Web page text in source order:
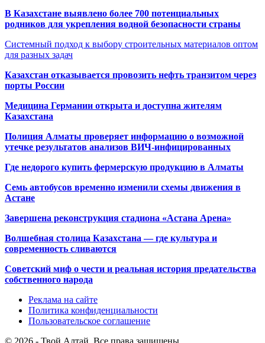
В Казахстане выявлено более 700 потенциальных
родников для укрепления водной безопасности страны
Системный подход к выбору строительных материалов оптом
для разных задач
Казахстан отказывается провозить нефть транзитом через
порты России
Медицина Германии открыта и доступна жителям
Казахстана
Полиция Алматы проверяет информацию о возможной
утечке результатов анализов ВИЧ-инфицированных
Где недорого купить фермерскую продукцию в Алматы
Семь автобусов временно изменили схемы движения в
Астане
Завершена реконструкция стадиона «Астана Арена»
Волшебная столица Казахстана — где культура и
современность сливаются
Советский миф о чести и реальная история предательства
собственного народа
Реклама на сайте
Политика конфиденциальности
Пользовательское соглашение
© 2026 - Твой Алтай. Все права защищены.